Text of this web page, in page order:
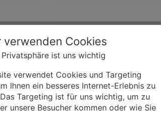
320Wh
320Wh
mit
mit
12-
R510
verwenden Cookies
Privatsphäre ist uns wichtig
verwendet Cookies und Targeting
Ihnen ein besseres Internet-Erlebnis zu
Targeting ist für uns wichtig, um zu
unsere Besucher kommen oder wie Sie